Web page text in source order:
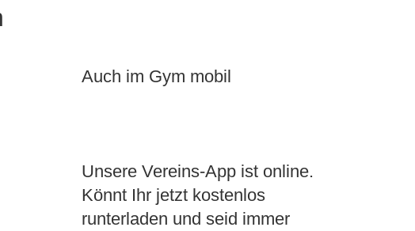
Auch im Gym mobil
Unsere Vereins-App ist online.
Könnt Ihr jetzt kostenlos
runterladen und seid immer